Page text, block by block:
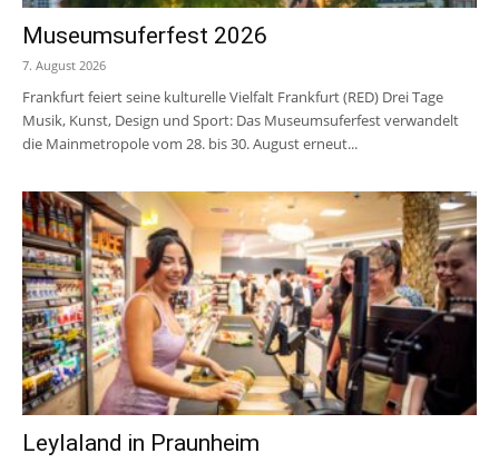
Museumsuferfest 2026
7. August 2026
Frankfurt feiert seine kulturelle Vielfalt Frankfurt (RED) Drei Tage
Musik, Kunst, Design und Sport: Das Museumsuferfest verwandelt
die Mainmetropole vom 28. bis 30. August erneut...
Leylaland in Praunheim